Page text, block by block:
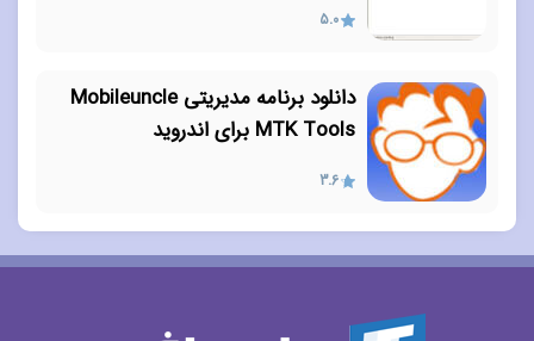
5.0
دانلود برنامه مدیریتی Mobileuncle
MTK Tools برای اندروید
3.6